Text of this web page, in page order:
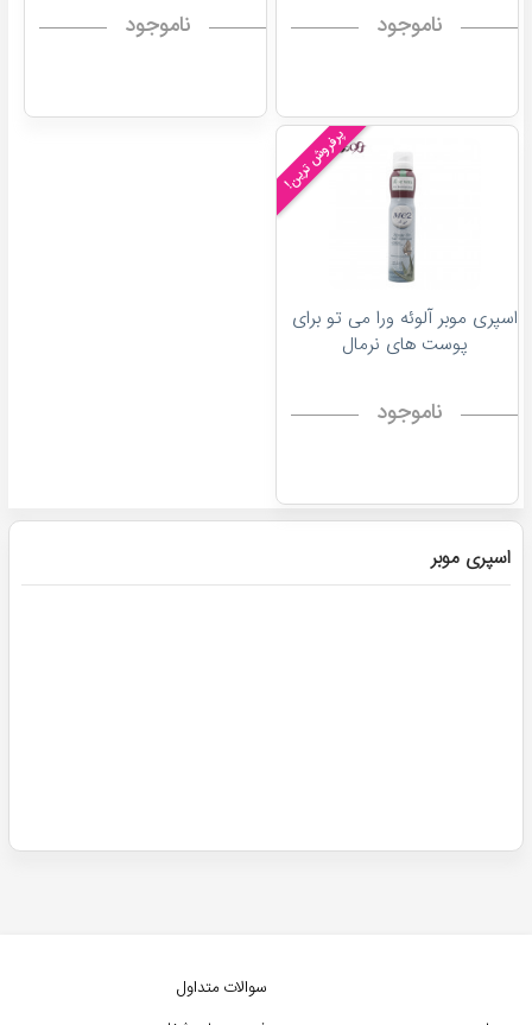
ناموجود ناموجود
پرفروش ترین!
اسپری موبر آلوئه ورا می تو برای
پوست های نرمال
ناموجود
اسپری موبر
سوالات متداول